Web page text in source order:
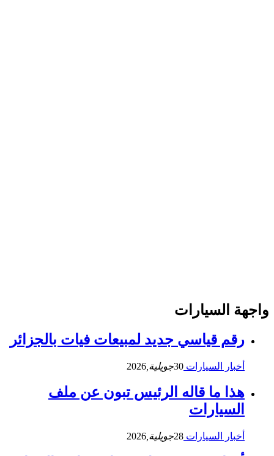
واجهة السيارات
رقم قياسي جديد لمبيعات فيات بالجزائر
أخبار السيارات 30جويلية, 2026
هذا ما قاله الرئيس تبون عن ملف
السيارات
أخبار السيارات 28جويلية, 2026